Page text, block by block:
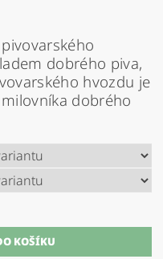
dobrého piva,
hvozdu je
dobrého